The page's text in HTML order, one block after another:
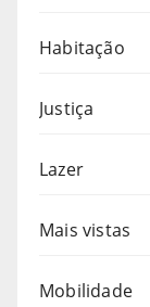
Habitação
Justiça
Lazer
Mais vistas
Mobilidade